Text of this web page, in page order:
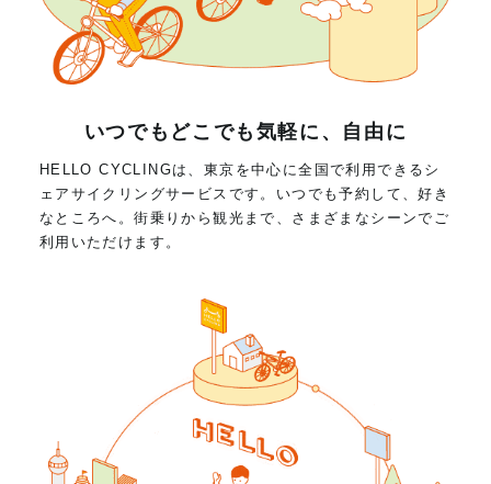
いつでもどこでも気軽に、自由に
HELLO CYCLINGは、東京を中心に全国で利用できるシ
ェアサイクリングサービスです。いつでも予約して、好き
なところへ。街乗りから観光まで、さまざまなシーンでご
利用いただけます。